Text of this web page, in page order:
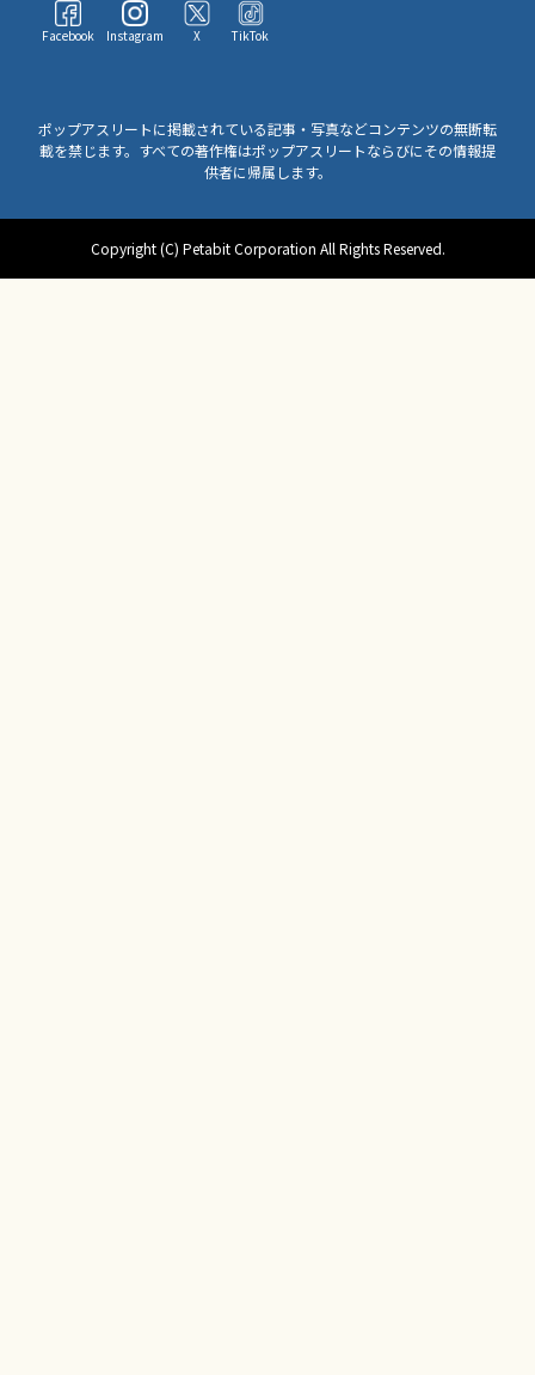
Facebook Instagram X TikTok
ポップアスリートに掲載されている記事・写真などコンテンツの無断転
載を禁じます。すべての著作権はポップアスリートならびにその情報提
供者に帰属します。
Copyright (C) Petabit Corporation All Rights Reserved.